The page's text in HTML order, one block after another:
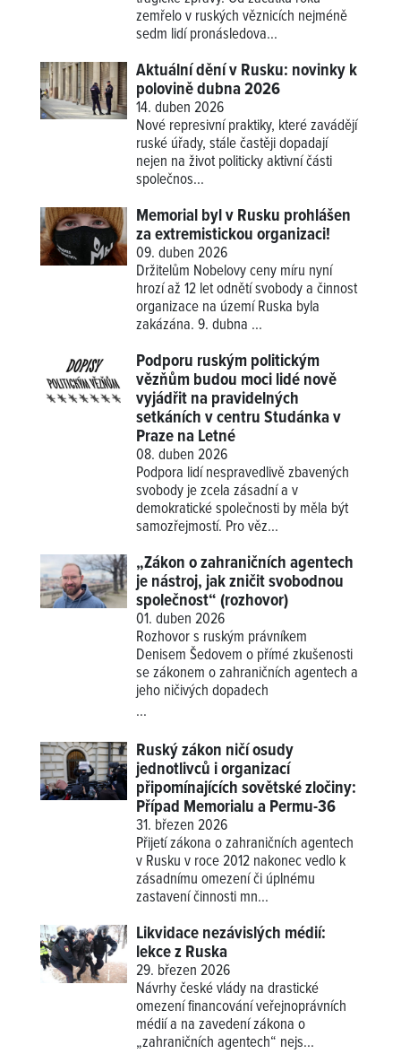
zemřelo v ruských věznicích nejméně
sedm lidí pronásledova...
Aktuální dění v Rusku: novinky k
polovině dubna 2026
14. duben 2026
Nové represivní praktiky, které zavádějí
ruské úřady, stále častěji dopadají
nejen na život politicky aktivní části
společnos...
Memorial byl v Rusku prohlášen
za extremistickou organizaci!
09. duben 2026
Držitelům Nobelovy ceny míru nyní
hrozí až 12 let odnětí svobody a činnost
organizace na území Ruska byla
zakázána. 9. dubna ...
Podporu ruským politickým
vězňům budou moci lidé nově
vyjádřit na pravidelných
setkáních v centru Studánka v
Praze na Letné
08. duben 2026
Podpora lidí nespravedlivě zbavených
svobody je zcela zásadní a v
demokratické společnosti by měla být
samozřejmostí. Pro věz...
„Zákon o zahraničních agentech
je nástroj, jak zničit svobodnou
společnost“ (rozhovor)
01. duben 2026
Rozhovor s ruským právníkem
Denisem Šedovem o přímé zkušenosti
se zákonem o zahraničních agentech a
jeho ničivých dopadech
...
Ruský zákon ničí osudy
jednotlivců i organizací
připomínajících sovětské zločiny:
Případ Memorialu a Permu-36
31. březen 2026
Přijetí zákona o zahraničních agentech
v Rusku v roce 2012 nakonec vedlo k
zásadnímu omezení či úplnému
zastavení činnosti mn...
Likvidace nezávislých médií:
lekce z Ruska
29. březen 2026
Návrhy české vlády na drastické
omezení financování veřejnoprávních
médií a na zavedení zákona o
„zahraničních agentech“ nejs...